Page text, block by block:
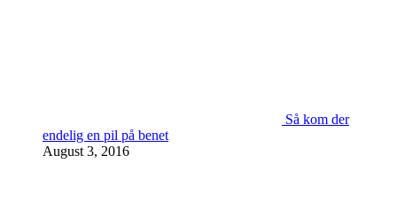
Så kom der
endelig en pil på benet
August 3, 2016